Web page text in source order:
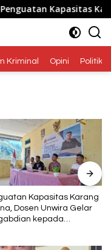
Kapasitas Karang
Kriminal Opini Politik
Kapasitas Karang
Dosen Unwira Gelar
kepada